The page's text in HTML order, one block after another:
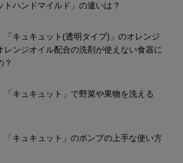
トハンドマイルド」の違いは？
「キュキュット(透明タイプ)」のオレンジ
レンジオイル配合の洗剤が使えない食器に
？
「キュキュット」で野菜や果物を洗える
「キュキュット」のポンプの上手な使い方